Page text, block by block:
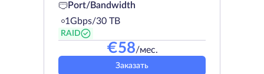
Port/Bandwidth
1Gbps/30 TB
RAID
€58/мес.
Заказать